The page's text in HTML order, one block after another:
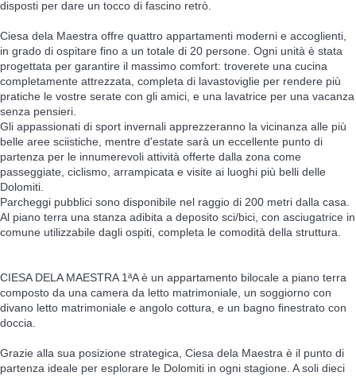
disposti per dare un tocco di fascino retrò.
Ciesa dela Maestra offre quattro appartamenti moderni e accoglienti,
in grado di ospitare fino a un totale di 20 persone. Ogni unità è stata
progettata per garantire il massimo comfort: troverete una cucina
completamente attrezzata, completa di lavastoviglie per rendere più
pratiche le vostre serate con gli amici, e una lavatrice per una vacanza
senza pensieri.
Gli appassionati di sport invernali apprezzeranno la vicinanza alle più
belle aree sciistiche, mentre d'estate sarà un eccellente punto di
partenza per le innumerevoli attività offerte dalla zona come
passeggiate, ciclismo, arrampicata e visite ai luoghi più belli delle
Dolomiti.
Parcheggi pubblici sono disponibile nel raggio di 200 metri dalla casa.
Al piano terra una stanza adibita a deposito sci/bici, con asciugatrice in
comune utilizzabile dagli ospiti, completa le comodità della struttura.
CIESA DELA MAESTRA 1ªA è un appartamento bilocale a piano terra
composto da una camera da letto matrimoniale, un soggiorno con
divano letto matrimoniale e angolo cottura, e un bagno finestrato con
doccia.
Grazie alla sua posizione strategica, Ciesa dela Maestra è il punto di
partenza ideale per esplorare le Dolomiti in ogni stagione. A soli dieci